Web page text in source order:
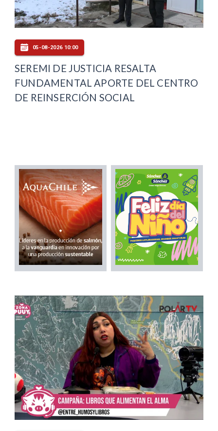
05-08-2026 10:00
SEREMI DE JUSTICIA RESALTA
FUNDAMENTAL APORTE DEL CENTRO
DE REINSERCIÓN SOCIAL